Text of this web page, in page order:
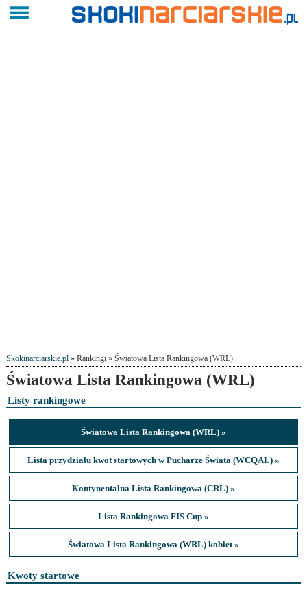
Skokinarciarskie.pl» Rankingi » Światowa Lista Rankingowa (WRL)
Światowa Lista Rankingowa (WRL)
Listy rankingowe
Światowa Lista Rankingowa (WRL) »
Lista przydziału kwot startowych w Pucharze Świata (WCQAL) »
Kontynentalna Lista Rankingowa (CRL) »
Lista Rankingowa FIS Cup »
Światowa Lista Rankingowa (WRL) kobiet »
Kwoty startowe